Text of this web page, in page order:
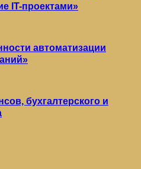
IT-проектами»
автоматизации
бухгалтерского и